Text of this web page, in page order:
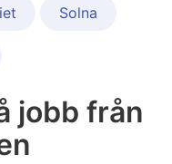
Solna
jobb från